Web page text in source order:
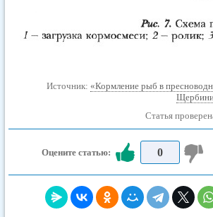
Источник: «Кормление рыб в
Статья
Оцените статью: 0